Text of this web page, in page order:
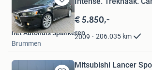
Bewaren
in
Mijn
Favorieten
€ 5.850,-
2009 206.035 km
het Autohuis Spankeren
Brummen
Mitsubishi Lancer